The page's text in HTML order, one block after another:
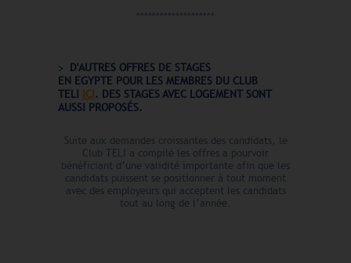
D'AUTRES OFFRES DE STAGES
EN EGYPTE POUR LES MEMBRES DU CLUB
TELI
ICI . DES STAGES AVEC LOGEMENT SONT
AUSSI PROPOSÉS.
Suite aux demandes croissantes des candidats, le
Club TELI a compilé les offres a pourvoir
bénéficiant d’une validité importante afin que les
candidats puissent se positionner à tout moment
avec des employeurs qui acceptent les candidats
tout au long de l’année.